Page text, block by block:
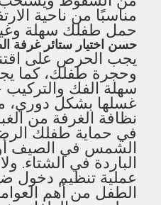
مناسبًا من ناحية
حمل طفلك سهلة
حسن اختيار ستائر غرفة
يجب الحرص على
وحجرة طفلك، كما
سهلة الفك والتركيب
غسلها بشكل دوري،
نظافة الغرفة من
في حماية طفلك
الشمس في الصيف أو
الباردة في الشتاء.
عملية تنظيم دخول
الطفل من أهم